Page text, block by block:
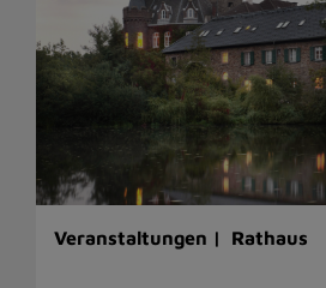
Veranstaltungen | Rathaus